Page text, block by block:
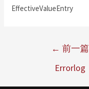
EffectiveValueEntry
← 前一篇
Errorlog